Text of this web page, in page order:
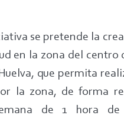
se pretende la
en la zona del centro
que permita
la zona, de forma
de 1 hora de